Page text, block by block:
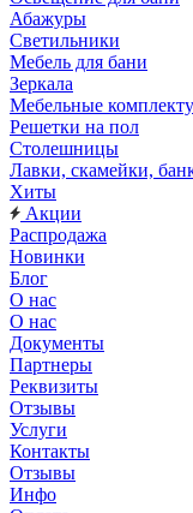
Абажуры
Светильники
Мебель для бани
Зеркала
Мебельные
Решетки на пол
Столешницы
Лавки, скамейки,
Хиты
Акции
Распродажа
Новинки
Блог
О нас
О нас
Документы
Партнеры
Реквизиты
Отзывы
Услуги
Контакты
Отзывы
Инфо